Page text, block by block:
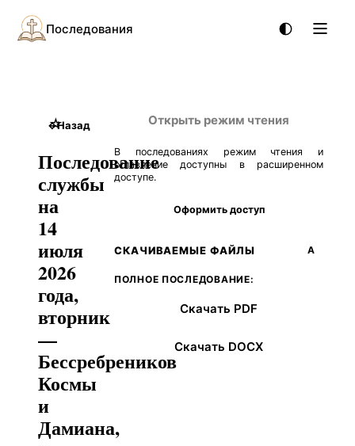
Последования
←Назад
☆
Последование
службы
на
14
июля
2026
года,
вторник
—
Бессребреников
Космы
и
Дамиана,
Открыть режим чтения
В последованиях режим чтения и
оглавление доступны в расширенном
доступе.
Оформить доступ
СКАЧИВАЕМЫЕ ФАЙЛЫ А
ПОЛНОЕ ПОСЛЕДОВАНИЕ:
Скачать PDF
Скачать DOCX